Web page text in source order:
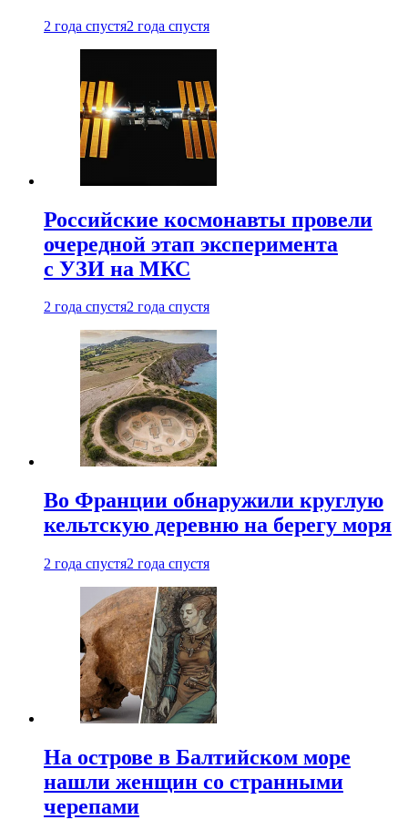
2 года спустя2 года спустя
Российские космонавты провели
очередной этап эксперимента
с УЗИ на МКС
2 года спустя2 года спустя
Во Франции обнаружили круглую
кельтскую деревню на берегу моря
2 года спустя2 года спустя
На острове в Балтийском море
нашли женщин со странными
черепами